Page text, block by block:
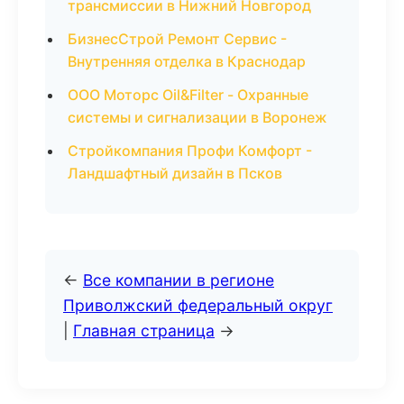
трансмиссии в Нижний Новгород
БизнесСтрой Ремонт Сервис -
Внутренняя отделка в Краснодар
ООО Моторс Oil&Filter - Охранные
системы и сигнализации в Воронеж
Стройкомпания Профи Комфорт -
Ландшафтный дизайн в Псков
← Все компании в регионе
Приволжский федеральный округ
Главная страница →